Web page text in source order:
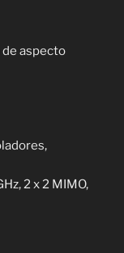
aspecto
2 x 2 MIMO,